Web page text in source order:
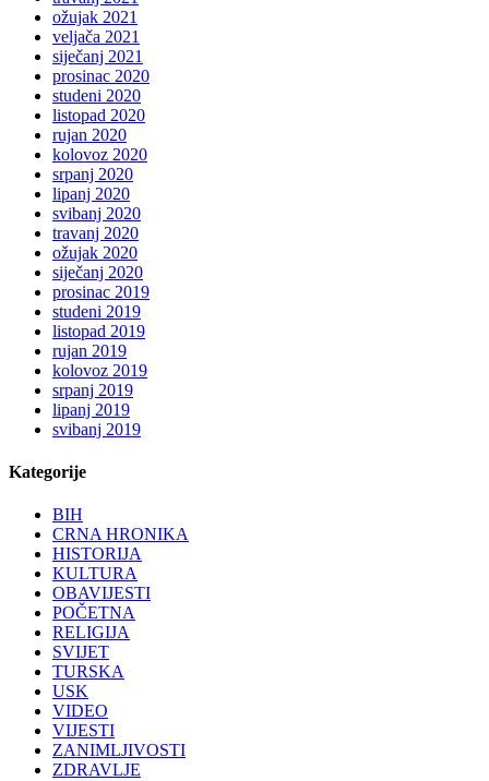
ožujak 2021
veljača 2021
siječanj 2021
prosinac 2020
studeni 2020
listopad 2020
rujan 2020
kolovoz 2020
srpanj 2020
lipanj 2020
svibanj 2020
travanj 2020
ožujak 2020
siječanj 2020
prosinac 2019
studeni 2019
listopad 2019
rujan 2019
kolovoz 2019
srpanj 2019
lipanj 2019
svibanj 2019
Kategorije
BIH
CRNA HRONIKA
HISTORIJA
KULTURA
OBAVIJESTI
POČETNA
RELIGIJA
SVIJET
TURSKA
USK
VIDEO
VIJESTI
ZANIMLJIVOSTI
ZDRAVLJE